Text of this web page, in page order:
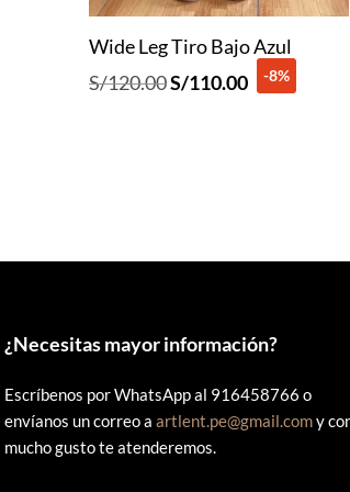
Wide Leg Tiro Bajo Azul
S/120.00El
S/110.00El-8%
¿Necesitas mayor información?
Escríbenos por WhatsApp al 916458766 o
envíanos un correo a artlent.pe@gmail.comy
mucho gusto te atenderemos.